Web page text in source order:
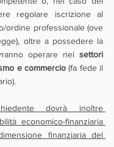
regolare iscrizione al
ordine professionale (ove
oltre a possedere la
operare nei settori
e commercio (fa fede il
dovrà inoltre
economico-finanziaria
finanziaria del